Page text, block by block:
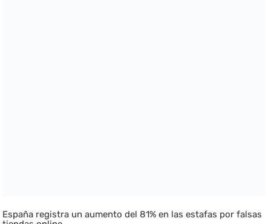
España registra un aumento del 81% en las estafas por falsas